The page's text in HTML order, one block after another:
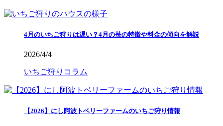
4月のいちご狩りは遅い？4月の苺の特徴や料金の傾向を解説
2026/4/4
いちご狩りコラム
【2026】にし阿波トベリーファームのいちご狩り情報